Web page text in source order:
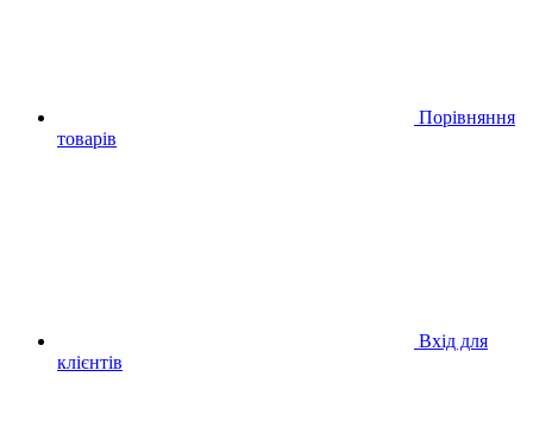
Порівняння
товарів
Вхід для
клієнтів